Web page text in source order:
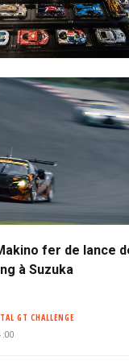
fer de lance
à Suzuka
GT CHALLENGE